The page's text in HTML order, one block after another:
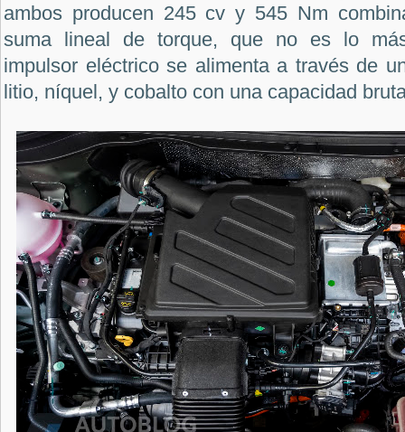
ambos producen 245 cv y 545 Nm
suma lineal de torque, que no es lo
impulsor eléctrico se alimenta a través de
litio, níquel, y cobalto con una capacidad